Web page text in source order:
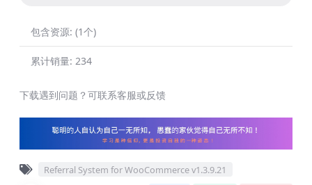
包含资源: (1个)
累计销量: 234
下载遇到问题？可联系客服或反馈
Referral System for WooCommerce v1.3.9.21